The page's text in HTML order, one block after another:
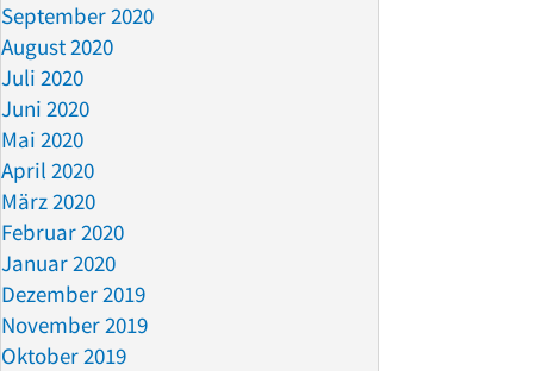
September 2020
August 2020
Juli 2020
Juni 2020
Mai 2020
April 2020
März 2020
Februar 2020
Januar 2020
Dezember 2019
November 2019
Oktober 2019